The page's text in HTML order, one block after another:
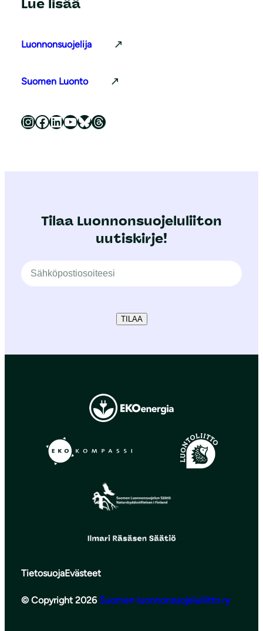
Lue lisää
Luonnonsuojelija
Suomen Luonto
Luonnonsuojeluliitto Instagramissa Luonnonsuojeluliitto Facebookissa Luonnonsuojeluliitto LinkedInissä Luonnonsuojeluliiton YouTube-kanava Luonnonsuojeluliitto Blueskyssa Luonnonsuojeluliitto Threadsissa
Tilaa Luonnonsuojeluliiton
uutiskirje!
TILAA
TietosuojaEvästeet
© Copyright 2026 Suomen luonnonsuojeluliitto ry